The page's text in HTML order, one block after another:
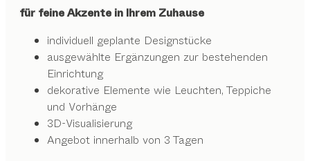
für feine Akzente in Ihrem Zuhause
individuell geplante Designstücke
ausgewählte Ergänzungen zur bestehenden
Einrichtung
dekorative Elemente wie Leuchten, Teppiche
und Vorhänge
3D-Visualisierung
Angebot innerhalb von 3 Tagen